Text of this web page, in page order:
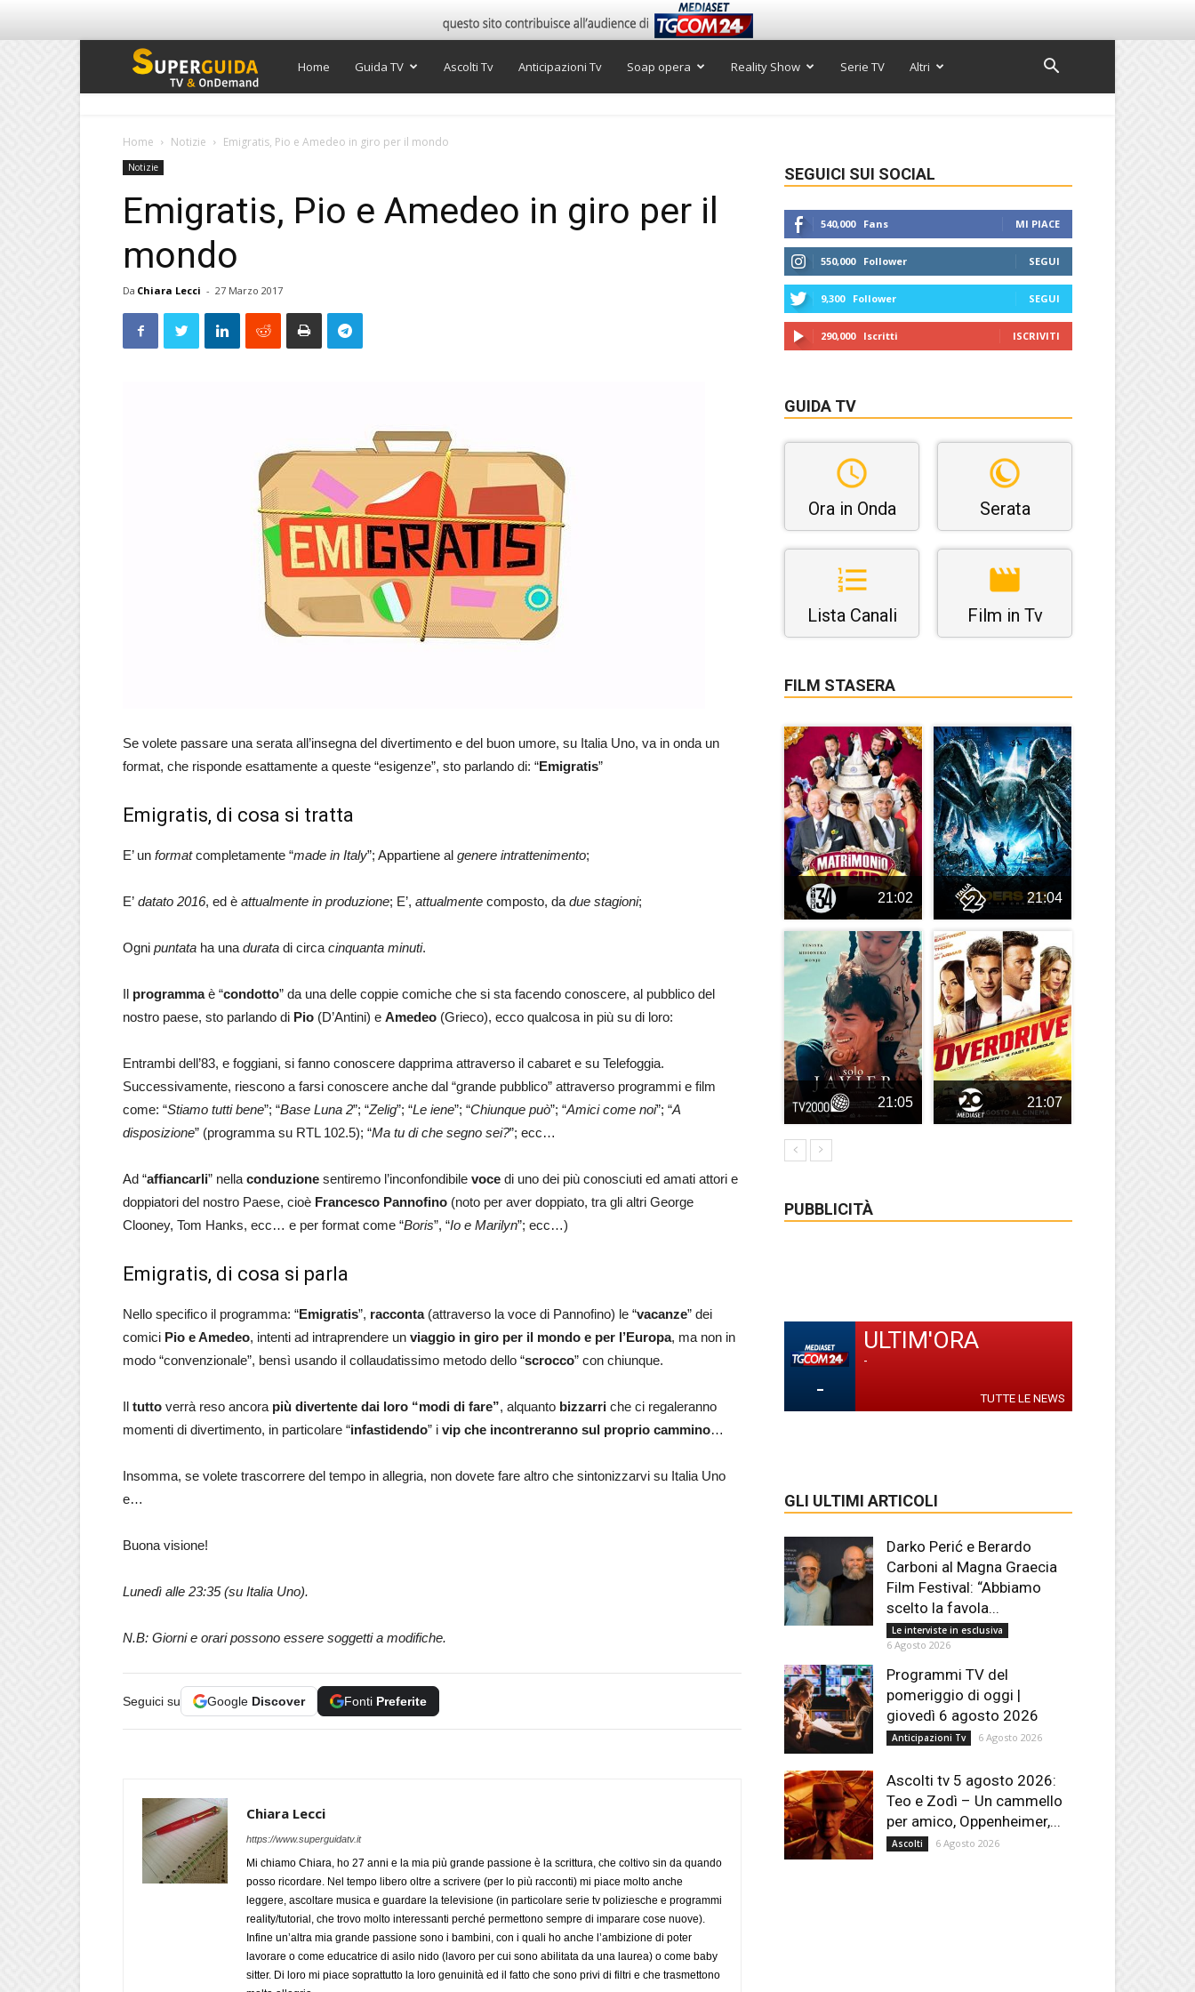
Super
Home Guida TV Ascolti Tv Anticipazioni Tv Soap opera Reality Show Serie TV Altri
Home Notizie Emigratis, Pio e Amedeo in giro per il mondo
Notizie
Emigratis, Pio e Amedeo in giro per il
mondo
Da Chiara Lecci - 27 Marzo 2017
Se volete passare una serata all’insegna del divertimento e del buon umore, su Italia Uno, va in onda un
format, che risponde esattamente a queste “esigenze”, sto parlando di: “Emigratis”
Emigratis, di cosa si tratta
E’ un formatcompletamente “made in Italy”; Appartiene al genere intrattenimento;
E’ datato 2016, ed è attualmente in produzione; E’, attualmente composto, da due stagioni;
Ogni puntata ha una durata di circa cinquanta minuti.
Il programmaè “condotto” da una delle coppie comiche che si sta facendo conoscere, al pubblico del
nostro paese, sto parlando di Pio (D’Antini) e Amedeo (Grieco), ecco qualcosa in più su di loro:
Entrambi dell’83, e foggiani, si fanno conoscere dapprima attraverso il cabaret e su Telefoggia.
Successivamente, riescono a farsi conoscere anche dal “grande pubblico” attraverso programmi e film
come: “Stiamo tutti bene”; “Base Luna 2”; “Zelig”; “Le iene”; “Chiunque può”; “Amici come noi”; “A
disposizione” (programma su RTL 102.5); “Ma tu di che segno sei?”; ecc…
Ad “affiancarli” nella conduzione sentiremo l’inconfondibile voce di uno dei più conosciuti ed amati attori e
doppiatori del nostro Paese, cioè Francesco Pannofino (noto per aver doppiato, tra gli altri George
Clooney, Tom Hanks, ecc… e per format come “Boris”, “Io e Marilyn”; ecc…)
Emigratis, di cosa si parla
Nello specifico il programma: “Emigratis”, racconta(attraverso la voce di Pannofino) le “vacanze” dei
comici Pio e Amedeo, intenti ad intraprendere un viaggio in giro per il mondo e per l’Europa, ma non in
modo “convenzionale”, bensì usando il collaudatissimo metodo dello “scrocco” con chiunque.
Il tutto verrà reso ancora più divertente dai loro “modi di fare”, alquanto bizzarri che ci regaleranno
momenti di divertimento, in particolare “infastidendo” i vip che incontreranno sul proprio cammino…
Insomma, se volete trascorrere del tempo in allegria, non dovete fare altro che sintonizzarvi su Italia Uno
e…
Buona visione!
Lunedì alle 23:35 (su Italia Uno).
N.B: Giorni e orari possono essere soggetti a modifiche.
Seguici su Google Discover Fonti Preferite
Chiara Lecci
https://www.superguidatv.it
Mi chiamo Chiara, ho 27 anni e la mia più grande passione è la scrittura, che coltivo sin da quando
posso ricordare. Nel tempo libero oltre a scrivere (per lo più racconti) mi piace molto anche
leggere, ascoltare musica e guardare la televisione (in particolare serie tv poliziesche e programmi
reality/tutorial, che trovo molto interessanti perché permettono sempre di imparare cose nuove).
Infine un’altra mia grande passione sono i bambini, con i quali ho anche l’ambizione di poter
lavorare o come educatrice di asilo nido (lavoro per cui sono abilitata da una laurea) o come baby
sitter. Di loro mi piace soprattutto la loro genuinità ed il fatto che sono privi di filtri e che trasmettono
SEGUICI SUI SOCIAL
540,000 Fans MI PIACE
550,000 Follower SEGUI
9,300 Follower SEGUI
290,000 Iscritti ISCRIVITI
GUIDA TV
Ora in Onda Serata
Lista Canali Film in Tv
FILM STASERA
21:02 21:04
21:05 21:07
PUBBLICITÀ
-
ULTIM'ORA
-
TUTTE LE NEWS
GLI ULTIMI ARTICOLI
Darko Perić e Berardo
Carboni al Magna Graecia
Film Festival: “Abbiamo
scelto la favola...
Le interviste in esclusiva
6 Agosto 2026
Programmi TV del
pomeriggio di oggi |
giovedì 6 agosto 2026
Anticipazioni Tv 6 Agosto 2026
Ascolti tv 5 agosto 2026:
Teo e Zodì – Un cammello
per amico, Oppenheimer,...
Ascolti 6 Agosto 2026